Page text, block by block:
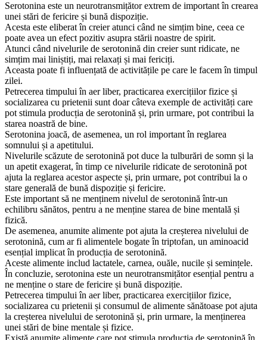
Serotonina este un neurotransmițător extrem de important în crearea
unei stări de fericire și bună dispoziție.
Acesta este eliberat în creier atunci când ne simțim bine, ceea ce
poate avea un efect pozitiv asupra stării noastre de spirit.
Atunci când nivelurile de serotonină din creier sunt ridicate, ne
simțim mai liniștiți, mai relaxați și mai fericiți.
Aceasta poate fi influențată de activitățile pe care le facem în timpul
zilei.
Petrecerea timpului în aer liber, practicarea exercițiilor fizice și
socializarea cu prietenii sunt doar câteva exemple de activități care
pot stimula producția de serotonină și, prin urmare, pot contribui la
starea noastră de bine.
Serotonina joacă, de asemenea, un rol important în reglarea
somnului și a apetitului.
Nivelurile scăzute de serotonină pot duce la tulburări de somn și la
un apetit exagerat, în timp ce nivelurile ridicate de serotonină pot
ajuta la reglarea acestor aspecte și, prin urmare, pot contribui la o
stare generală de bună dispoziție și fericire.
Este important să ne menținem nivelul de serotonină într-un
echilibru sănătos, pentru a ne menține starea de bine mentală și
fizică.
De asemenea, anumite alimente pot ajuta la creșterea nivelului de
serotonină, cum ar fi alimentele bogate în triptofan, un aminoacid
esențial implicat în producția de serotonină.
Aceste alimente includ lactatele, carnea, ouăle, nucile și semințele.
În concluzie, serotonina este un neurotransmițător esențial pentru a
ne menține o stare de fericire și bună dispoziție.
Petrecerea timpului în aer liber, practicarea exercițiilor fizice,
socializarea cu prietenii și consumul de alimente sănătoase pot ajuta
la creșterea nivelului de serotonină și, prin urmare, la menținerea
unei stări de bine mentale și fizice.